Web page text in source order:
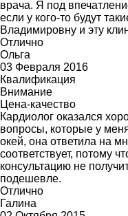
врача. Я под
если у кого-то будут
Владимировну и эту
Отлично
Ольга
03 Февраля 2016
Квалификация
Внимание
Цена-качество
Кардиолог оказался
вопросы, которые у
окей, она ответила на
соответствует, потому
консультацию не
подешевле.
Отлично
Галина